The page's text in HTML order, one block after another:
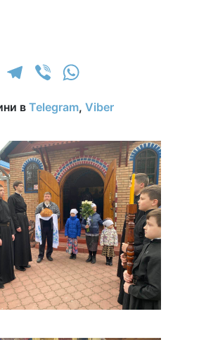
Facebook
Telegram
Viber
в Telegram, Viber